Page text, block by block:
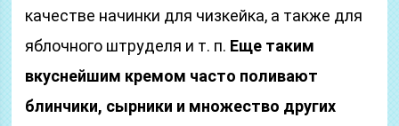
качестве начинки для чизкейка, а также для
яблочного штруделя и т. п. Еще таким
вкуснейшим кремом часто поливают
блинчики, сырники и множество других